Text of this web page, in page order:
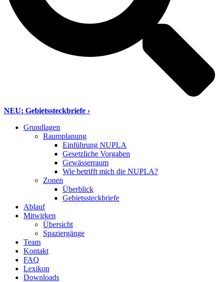
NEU: Gebietssteckbriefe ›
Grundlagen
Raumplanung
Einführung NUPLA
Gesetzliche Vorgaben
Gewässerraum
Wie betrifft mich die NUPLA?
Zonen
Überblick
Gebietssteckbriefe
Ablauf
Mitwirken
Übersicht
Spaziergänge
Team
Kontakt
FAQ
Lexikon
Downloads